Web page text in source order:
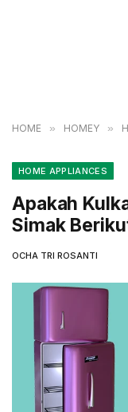
HOME » HOMEY »
HOME APPLIANCES
Apakah
Simak
OCHA TRI ROSANTI